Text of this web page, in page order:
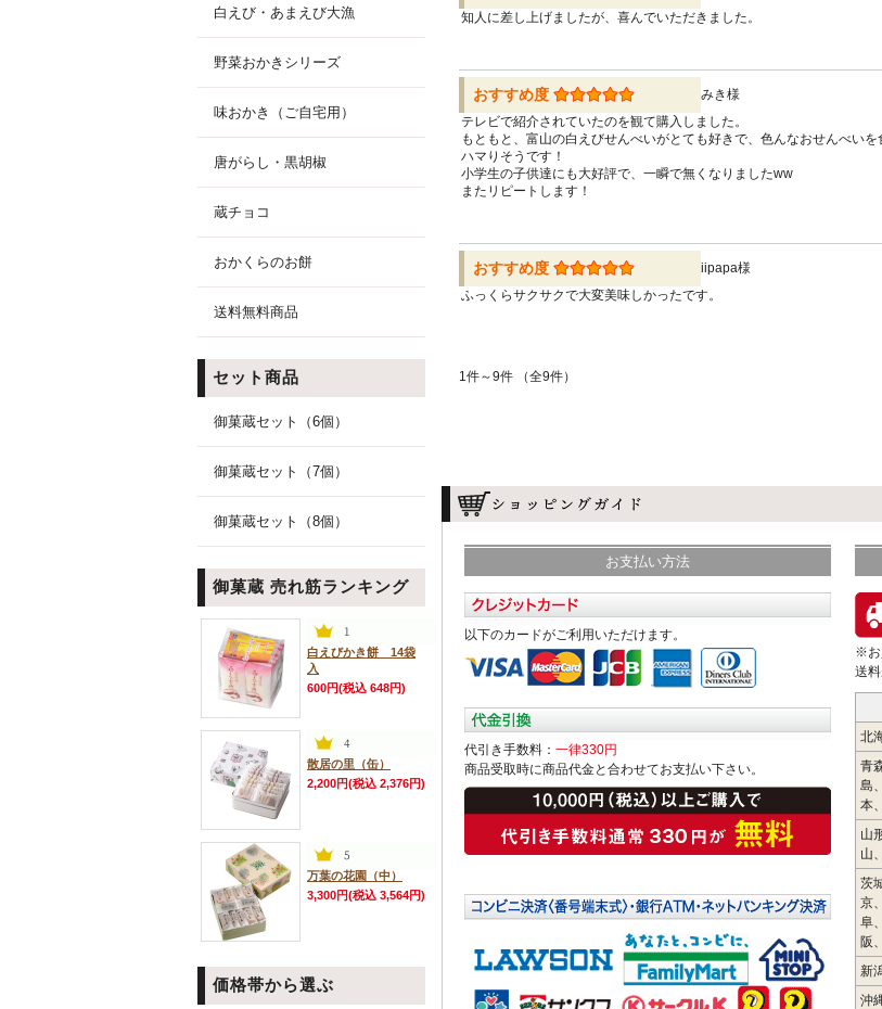
白えび・あまえび大漁
野菜おかきシリーズ
味おかき（ご自宅用）
唐がらし・黒胡椒
蔵チョコ
おかくらのお餅
送料無料商品
セット商品
御菓蔵セット（6個）
御菓蔵セット（7個）
御菓蔵セット（8個）
御菓蔵 売れ筋ランキング
白えびかき餅 14袋
入
600円(税込 648円)
散居の里（缶）
2,200円(税込 2,376円)
万葉の花園（中）
3,300円(税込 3,564円)
価格帯から選ぶ
知人に差し上げましたが、喜んでいただきました。
おすすめ度 みき様
テレビで紹介されていたのを観て購入しました。
もともと、富山の白えびせんべいがとても好きで、色んなおせんべい
ハマりそうです！
小学生の子供達にも大好評で、一瞬で無くなりましたww
またリピートします！
おすすめ度 iipapa様
ふっくらサクサクで大変美味しかったです。
1件～9件 （全9件）
お支払い方法
以下のカードがご利用いただけます。
代引き手数料： 一律330円
商品受取時に商品代金と合わせてお支払い下さい。
※お
送
北
青
島
本
山
山
茨
京
阜
阪
新
沖